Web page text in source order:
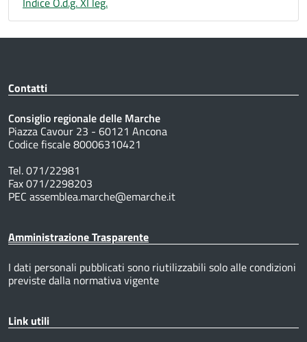
Contatti
Consiglio regionale delle Marche
Piazza Cavour 23 - 60121 Ancona
Codice fiscale 80006310421
Tel. 071/22981
Fax 071/2298203
PEC assemblea.marche@emarche.it
Amministrazione Trasparente
I dati personali pubblicati sono riutilizzabili solo alle condizioni
previste dalla normativa vigente
Link utili